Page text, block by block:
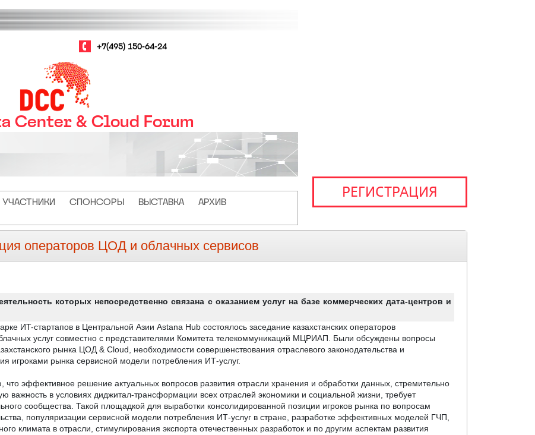
+7(495) 150-64-24
Center & Cloud Forum
УЧАСТНИКИ СПОНСОРЫ ВЫСТАВКА
АРХИВ
РЕГИСТРАЦИЯ
операторов ЦОД и облачных сервисов
которых непосредственно связана с оказанием услуг на базе коммерческих дата-центров и
ИT-стартапов в Центральной Азии Astana Hub состоялось заседание казахстанских операторов
услуг совместно с представителями Комитета телекоммуникаций МЦРИАП. Были обсуждены вопросы
рынка ЦОД & Cloud, необходимости совершенствования отраслевого законодательства и
игроками рынка сервисной модели потребления ИТ-услуг.
эффективное решение актуальных вопросов развития отрасли хранения и обработки данных, стремительно
важность в условиях диджитал-трансформации всех отраслей экономики и социальной жизни, требует
сообщества. Такой площадкой для выработки консолидированной позиции игроков рынка по вопросам
популяризации сервисной модели потребления ИТ-услуг в стране, разработке эффективных моделей ГЧП,
климата в отрасли, стимулирования экспорта отечественных разработок и по другим аспектам развития